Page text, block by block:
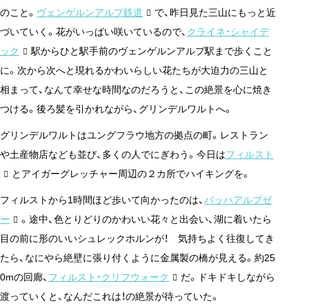
のこと。 ヴェンゲルンアルプ鉄道
で、昨日見た三山にもっと近
づいていく。花がいっぱい咲いているので、 クライネ・シャイデ
ック
駅からひと駅手前のヴェンゲルンアルプ駅まで歩くこと
に。次から次へと現れるかわいらしい花たちが大迫力の三山と
相まって、なんて幸せな時間なのだろうと、この絶景を心に焼き
つける。後ろ髪を引かれながら、グリンデルワルトへ。
グリンデルワルトはユングフラウ地方の拠点の町。レストラン
や土産物店なども並び、多くの人でにぎわう。今日はフィルスト
とアイガーグレッチャー周辺の２カ所でハイキングを。
フィルストから1時間ほど歩いて向かったのは、 バッハアルプゼ
ー
。途中、色とりどりのかわいい花々と出会い、湖に着いたら
目の前に形のいいシュレックホルンが！ 気持ちよく往復してき
たら、なにやら絶壁に張り付くように金属製の橋が見える。約25
0mの回廊、 フィルスト・クリフウォーク
だ。ドキドキしながら
渡っていくと、なんだこれは！の絶景が待っていた。